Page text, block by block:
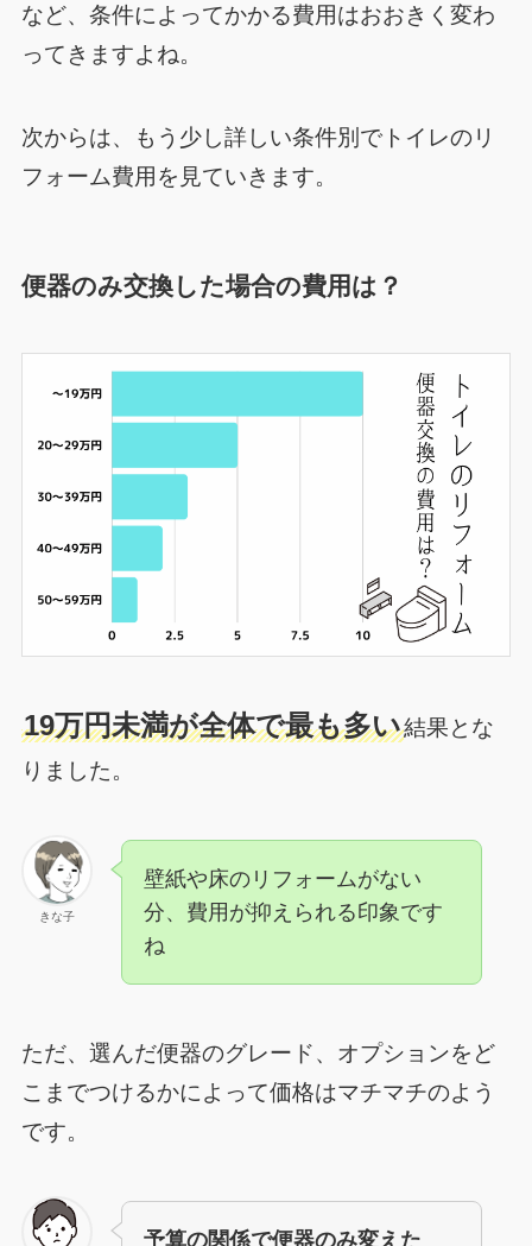
など、条件によってかかる費用はおおきく変わ
ってきますよね。
次からは、もう少し詳しい条件別でトイレのリ
フォーム費用を見ていきます。
便器のみ交換した場合の費用は？
19万円未満が全体で最も多い結果とな
りました。
きな子
壁紙や床のリフォームがない
分、費用が抑えられる印象です
ね
ただ、選んだ便器のグレード、オプションをど
こまでつけるかによって価格はマチマチのよう
です。
予算の関係で便器のみ変えた